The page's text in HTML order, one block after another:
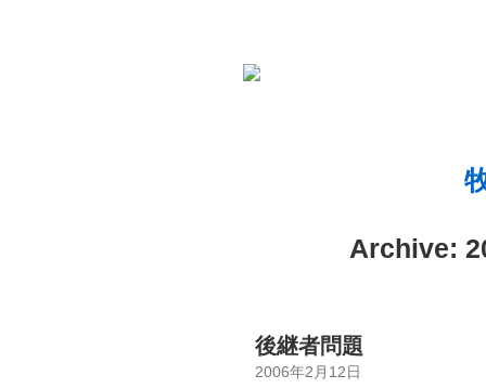
Archive:
後継者問題
2006年2月12日